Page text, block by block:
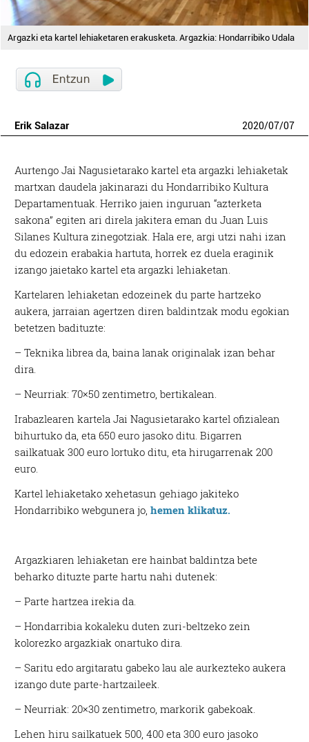
Argazki eta kartel lehiaketaren erakusketa. Argazkia: Hondarribiko Udala
Erik Salazar 2020/07/07
Aurtengo Jai Nagusietarako kartel eta argazki lehiaketak
martxan daudela jakinarazi du Hondarribiko Kultura
Departamentuak. Herriko jaien inguruan “azterketa
sakona” egiten ari direla jakitera eman du Juan Luis
Silanes Kultura zinegotziak. Hala ere, argi utzi nahi izan
du edozein erabakia hartuta, horrek ez duela eraginik
izango jaietako kartel eta argazki lehiaketan.
Kartelaren lehiaketan edozeinek du parte hartzeko
aukera, jarraian agertzen diren baldintzak modu egokian
betetzen badituzte:
– Teknika librea da, baina lanak originalak izan behar
dira.
– Neurriak: 70×50 zentimetro, bertikalean.
Irabazlearen kartela Jai Nagusietarako kartel ofizialean
bihurtuko da, eta 650 euro jasoko ditu. Bigarren
sailkatuak 300 euro lortuko ditu, eta hirugarrenak 200
euro.
Kartel lehiaketako xehetasun gehiago jakiteko
Hondarribiko webgunera jo,hemen klikatuz.
Argazkiaren lehiaketan ere hainbat baldintza bete
beharko dituzte parte hartu nahi dutenek:
– Parte hartzea irekia da.
– Hondarribia kokaleku duten zuri-beltzeko zein
kolorezko argazkiak onartuko dira.
– Saritu edo argitaratu gabeko lau ale aurkezteko aukera
izango dute parte-hartzaileek.
– Neurriak: 20×30 zentimetro, markorik gabekoak.
Lehen hiru sailkatuek 500, 400 eta 300 euro jasoko